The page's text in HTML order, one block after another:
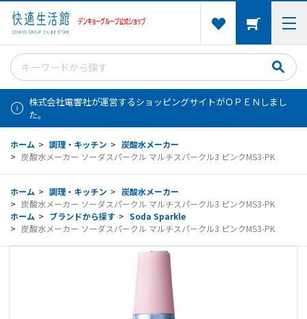
株式会社電響社が運営するショッピングサイトがＯＰＥＮしまし
た。
ホーム > 調理・キッチン > 炭酸水メーカー
> 炭酸水メーカー ソーダスパークル マルチスパークル3 ピンクMS3-PK
ホーム > 調理・キッチン > 炭酸水メーカー
> 炭酸水メーカー ソーダスパークル マルチスパークル3 ピンクMS3-PK
ホーム > ブランドから探す > Soda Sparkle
> 炭酸水メーカー ソーダスパークル マルチスパークル3 ピンクMS3-PK